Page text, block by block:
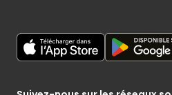
Media / Presse
Présentation du groupe (PDF)
Service photo
Conditions générales – Site
Notice d’information Cactus et
Conditions générales de